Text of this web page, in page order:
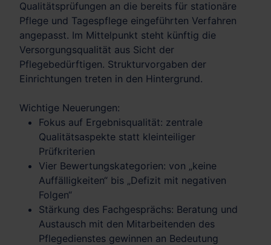
Qualitätsprüfungen an die bereits für stationäre
Pflege und Tagespflege eingeführten Verfahren
angepasst. Im Mittelpunkt steht künftig die
Versorgungsqualität aus Sicht der
Pflegebedürftigen. Strukturvorgaben der
Einrichtungen treten in den Hintergrund.
Wichtige Neuerungen:
Fokus auf Ergebnisqualität: zentrale
Qualitätsaspekte statt kleinteiliger
Prüfkriterien
Vier Bewertungskategorien: von „keine
Auffälligkeiten“ bis „Defizit mit negativen
Folgen“
Stärkung des Fachgesprächs: Beratung und
Austausch mit den Mitarbeitenden des
Pflegedienstes gewinnen an Bedeutung